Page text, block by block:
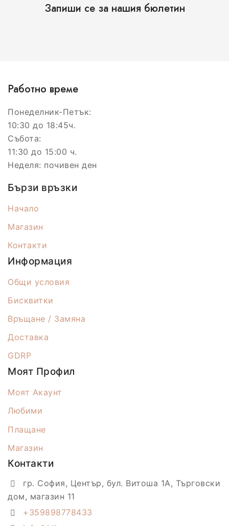
Запиши се за нашия бюлетин
Работно време
Понеделник-Петък:
10:30 до 18:45ч.
Събота:
11:30 до 15:00 ч.
Неделя: почивен ден
Бързи връзки
Начало
Магазин
Контакти
Информация
Общи условия
Бисквитки
Връщане / Замяна
Доставка
GDRP
Моят Профил
Моят Акаунт
Любими
Плащане
Магазин
Контакти
гр. София, Център, бул. Витоша 1А, Търговски
дом, магазин 11
+359898778433